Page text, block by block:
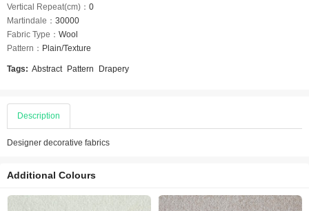
Vertical Repeat(cm)： 0
Martindale： 30000
Fabric Type： Wool
Pattern： Plain/Texture
Tags: Abstract Pattern Drapery
Description
Designer decorative fabrics
Additional Colours